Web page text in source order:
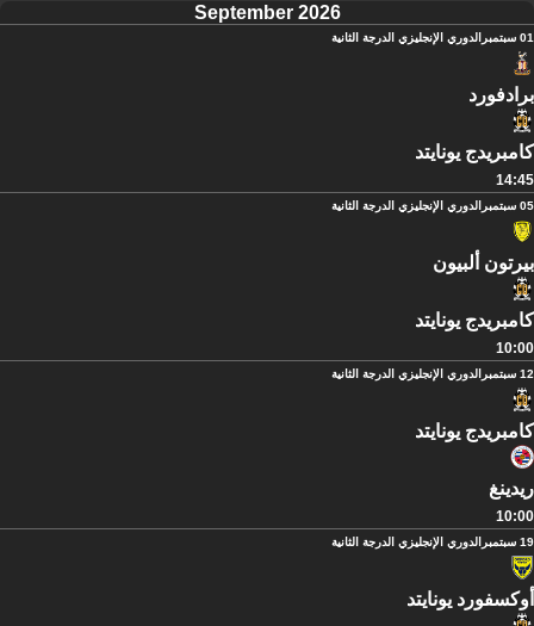
September 2026
01 سبتمبر الدوري الإنجليزي الدرجة الثانية
برادفورد
كامبريدج يونايتد
14:45
05 سبتمبر الدوري الإنجليزي الدرجة الثانية
بيرتون ألبيون
كامبريدج يونايتد
10:00
12 سبتمبر الدوري الإنجليزي الدرجة الثانية
كامبريدج يونايتد
ريدينغ
10:00
19 سبتمبر الدوري الإنجليزي الدرجة الثانية
أوكسفورد يونايتد